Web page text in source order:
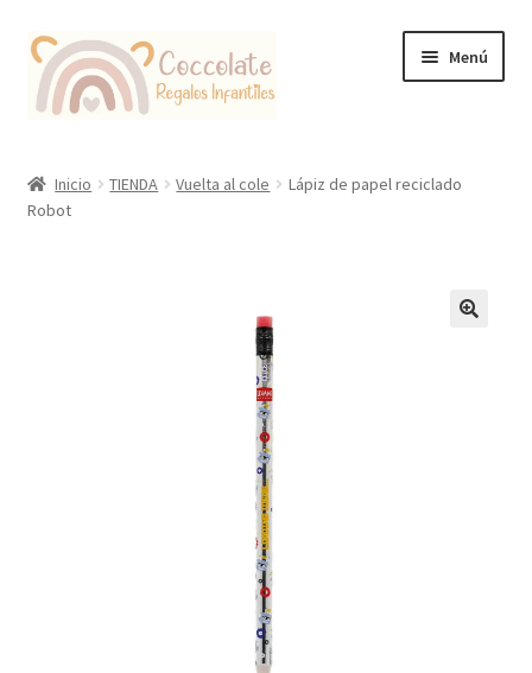
Ir
la
Ir
contenido
Menú
Coccolate Puericultura y Juguetería Educativa
Inicio TIENDA Vuelta al cole
Lápiz de papel reciclado
Robot